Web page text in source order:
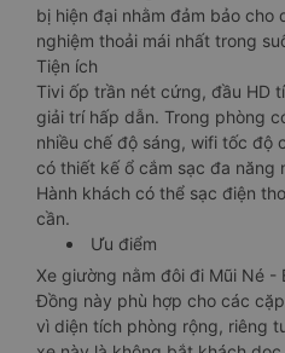
bị hiện đại nhằm đảm bảo
nghiệm thoải mái nhất trong
Tiện ích
Tivi ốp trần nét cứng, đầu HD
giải trí hấp dẫn. Trong phòng
nhiều chế độ sáng, wifi tốc độ
có thiết kế ổ cắm sạc đa năng
Hành khách có thể sạc điện
cần.
Ưu điểm
Xe giường nằm đôi đi Mũi Né
Đồng này phù hợp cho các
vì diện tích phòng rộng, riêng